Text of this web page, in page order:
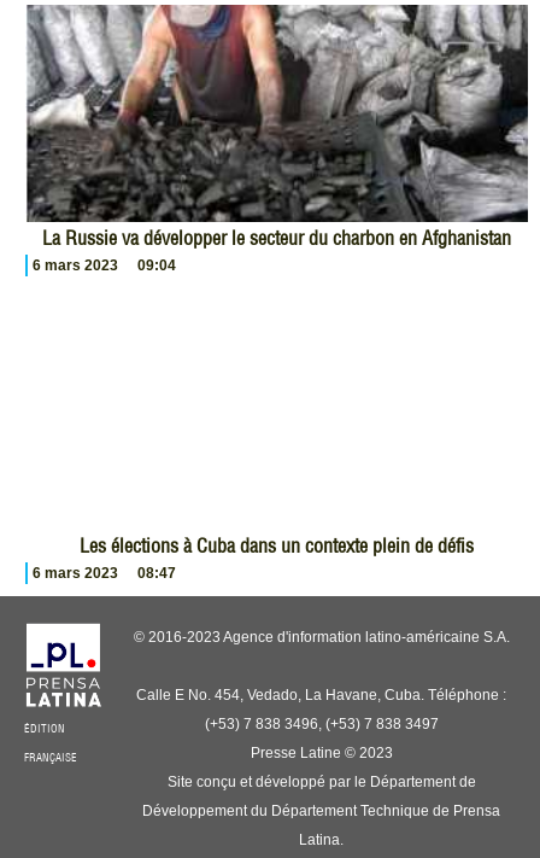
La Russie va développer le secteur du charbon en Afghanistan
6 mars 2023 09:04
Les élections à Cuba dans un contexte plein de défis
6 mars 2023 08:47
ÉDITION
FRANÇAISE
© 2016-2023 Agence d'information latino-américaine S.A.
Calle E No. 454, Vedado, La Havane, Cuba. Téléphone :
(+53) 7 838 3496, (+53) 7 838 3497
Presse Latine © 2023
Site conçu et développé par le Département de
Développement du Département Technique de Prensa
Latina.